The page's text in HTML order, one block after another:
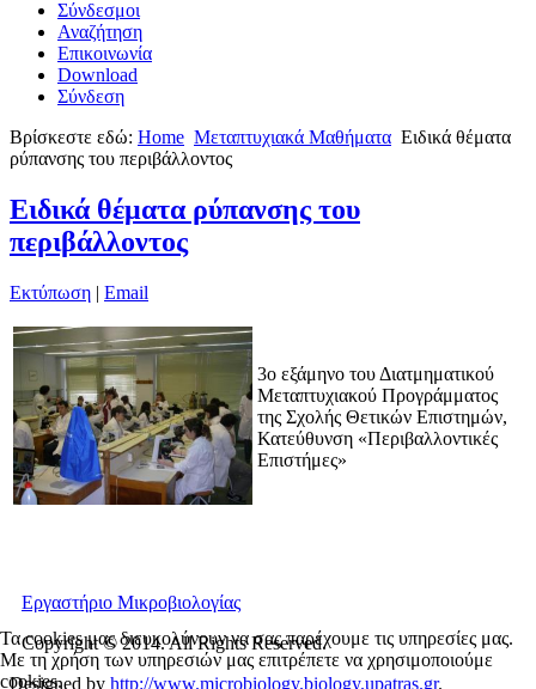
Σύνδεσμοι
Αναζήτηση
Επικοινωνία
Download
Σύνδεση
Βρίσκεστε εδώ: Home Μεταπτυχιακά Μαθήματα Ειδικά θέματα
ρύπανσης του περιβάλλοντος
Ειδικά θέματα ρύπανσης του
περιβάλλοντος
Εκτύπωση | Email
3ο εξάμηνο του Διατμηματικού
Μεταπτυχιακού Προγράμματος
της Σχολής Θετικών Επιστημών,
Κατεύθυνση «Περιβαλλοντικές
Επιστήμες»
Εργαστήριο Μικροβιολογίας
Copyright © 2014. All Rights Reserved.
Designed by http://www.microbiology.biology.upatras.gr.
Τα cookies μας διευκολύνουν να σας παρέχουμε τις υπηρεσίες μας.
Με τη χρήση των υπηρεσιών μας επιτρέπετε να χρησιμοποιούμε
cookies.